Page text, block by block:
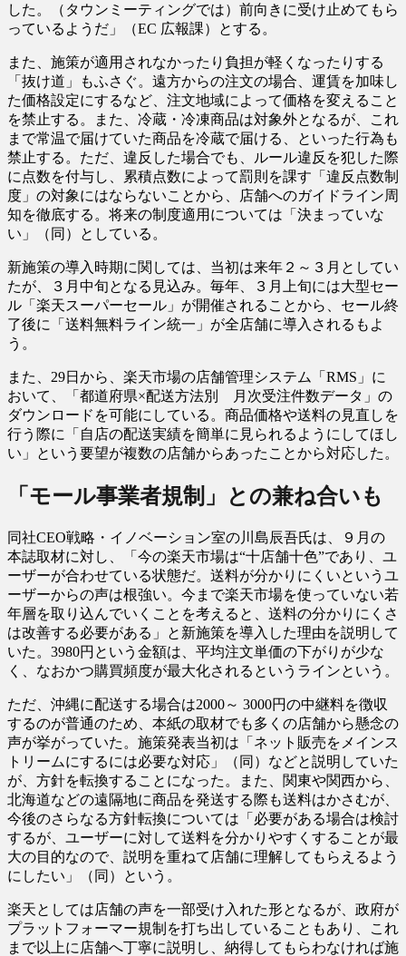
した。（タウンミーティングでは）前向きに受け止めてもら
っているようだ」（EC 広報課）とする。
また、施策が適用されなかったり負担が軽くなったりする
「抜け道」もふさぐ。遠方からの注文の場合、運賃を加味し
た価格設定にするなど、注文地域によって価格を変えること
を禁止する。また、冷蔵・冷凍商品は対象外となるが、これ
まで常温で届けていた商品を冷蔵で届ける、といった行為も
禁止する。ただ、違反した場合でも、ルール違反を犯した際
に点数を付与し、累積点数によって罰則を課す「違反点数制
度」の対象にはならないことから、店舗へのガイドライン周
知を徹底する。将来の制度適用については「決まっていな
い」（同）としている。
新施策の導入時期に関しては、当初は来年２～３月としてい
たが、３月中旬となる見込み。毎年、３月上旬には大型セー
ル「楽天スーパーセール」が開催されることから、セール終
了後に「送料無料ライン統一」が全店舗に導入されるもよ
う。
また、29日から、楽天市場の店舗管理システム「RMS」に
おいて、「都道府県×配送方法別 月次受注件数データ」の
ダウンロードを可能にしている。商品価格や送料の見直しを
行う際に「自店の配送実績を簡単に見られるようにしてほし
い」という要望が複数の店舗からあったことから対応した。
「モール事業者規制」との兼ね合いも
同社CEO戦略・イノベーション室の川島辰吾氏は、９月の
本誌取材に対し、「今の楽天市場は“十店舗十色”であり、ユ
ーザーが合わせている状態だ。送料が分かりにくいというユ
ーザーからの声は根強い。今まで楽天市場を使っていない若
年層を取り込んでいくことを考えると、送料の分かりにくさ
は改善する必要がある」と新施策を導入した理由を説明して
いた。3980円という金額は、平均注文単価の下がりが少な
く、なおかつ購買頻度が最大化されるというラインという。
ただ、沖縄に配送する場合は2000～ 3000円の中継料を徴収
するのが普通のため、本紙の取材でも多くの店舗から懸念の
声が挙がっていた。施策発表当初は「ネット販売をメインス
トリームにするには必要な対応」（同）などと説明していた
が、方針を転換することになった。また、関東や関西から、
北海道などの遠隔地に商品を発送する際も送料はかさむが、
今後のさらなる方針転換については「必要がある場合は検討
するが、ユーザーに対して送料を分かりやすくすることが最
大の目的なので、説明を重ねて店舗に理解してもらえるよう
にしたい」（同）という。
楽天としては店舗の声を一部受け入れた形となるが、政府が
プラットフォーマー規制を打ち出していることもあり、これ
まで以上に店舗へ丁寧に説明し、納得してもらわなければ施